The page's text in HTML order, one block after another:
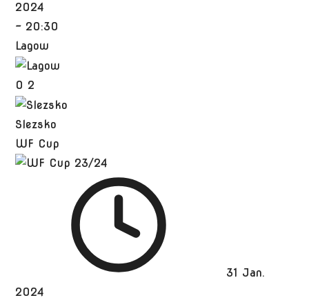
2024
- 20:30
Lagow
0 2
Slezsko
WF Cup
31 Jan.
2024